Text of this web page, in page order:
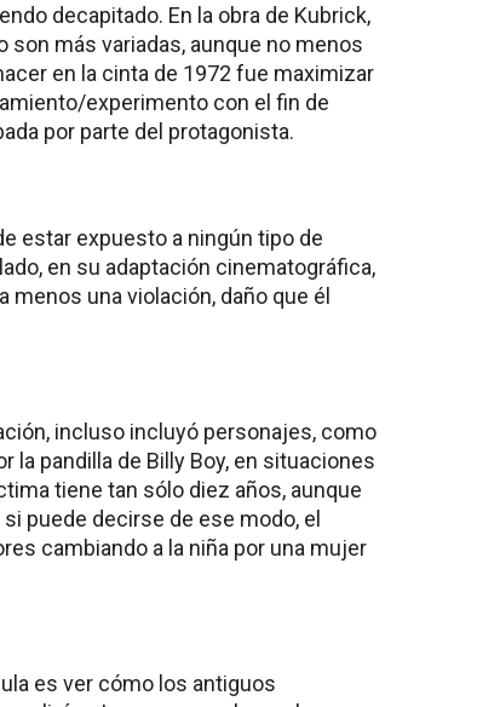
decapitado. En la obra de Kubrick,
más variadas, aunque no menos
en la cinta de 1972 fue maximizar
experimento con el fin de
por parte del protagonista.
estar expuesto a ningún tipo de
en su adaptación cinematográfica,
una violación, daño que él
incluso incluyó personajes, como
la pandilla de Billy Boy, en situaciones
tiene tan sólo diez años, aunque
puede decirse de ese modo, el
cambiando a la niña por una mujer
es ver cómo los antiguos